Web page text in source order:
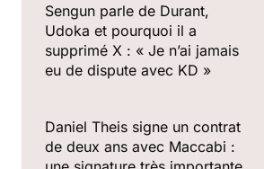
Sengun parle de Durant,
Udoka et pourquoi il a
supprimé X : « Je n’ai jamais
eu de dispute avec KD »
Daniel Theis signe un contrat
de deux ans avec Maccabi :